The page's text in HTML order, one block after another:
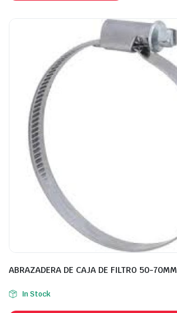
ABRAZADERA DE CAJA DE FILTRO 50-70MM
In Stock